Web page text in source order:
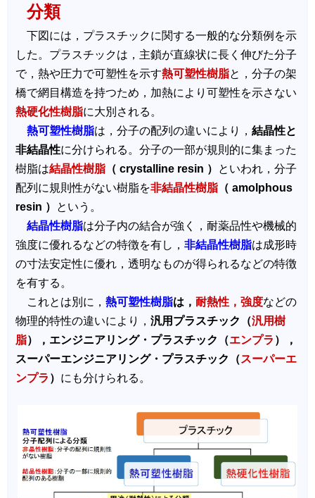
分類
下図には，プラスチックに関する一般的な分類例を示
した。プラスチックは，主鎖が直線状に長く伸びた分子
で，熱や圧力で可塑性を示す熱可塑性樹脂と，分子の架
橋で網目構造を持つため，加熱により可塑性を示さない
熱硬化性樹脂に大別される。
熱可塑性樹脂は，分子の配列の違いにより， 結晶性と
非結晶性に分けられる。分子の一部が規則的に集まった
樹脂は結晶性樹脂 （ crystalline resin ）
といわれ，分子
配列に規則性がない樹脂を非結晶性樹脂 （ amolphous
resin ）
という。
結晶性樹脂は分子内の結合が強く，耐薬品性や機械的
強度に優れるなどの特徴を有し， 非結晶性樹脂は成形時
の寸法安定性に優れ，透明なものが得られるなどの特徴
を有する。
これとは別に， 熱可塑性樹脂は， 耐熱性，強度などの
物理的特性の違いにより， 汎用プラスチック（汎用樹
脂），エンジニアリング・プラスチック（エンプラ ），
スーパーエンジニアリング・プラスチック（スーパーエ
ンプラ ） にも分けられる。